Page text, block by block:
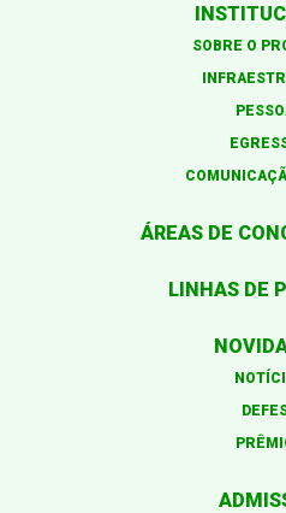
SOBRE O
ÁREAS DE
LINHAS DE